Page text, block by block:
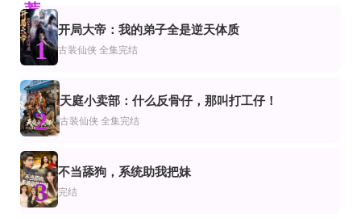
荐
完结
隐姓埋名，我去当了上门女婿
已完结
美人局，浮生烬
更新全集
萌妻攻略
全集完结
一碗真才实料，滚烫人间真心
正片
将门嫡女之不做王府弃妃
全集完结
重归蓝星，举家修行立世家第二季
小商女，挺挺狠，劫个夫君是权臣
聚宝仙盆灵界篇第四季
暗里着迷$掌心独宠$纵意招惹
完结
完结
完结
1
开局大帝：我的弟子全是逆天体质
古装仙侠 全集完结
2
天庭小卖部：什么反骨仔，那叫打工仔！
古装仙侠 全集完结
3
不当舔狗，系统助我把妹
完结